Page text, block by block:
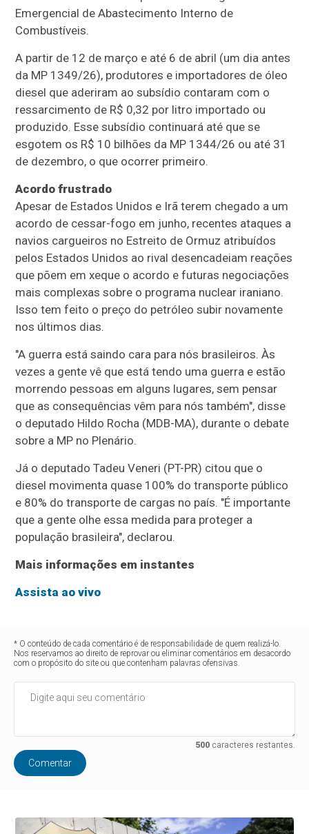
Emergencial de Abastecimento Interno de
Combustíveis.
A partir de 12 de março e até 6 de abril (um dia antes
da MP 1349/26), produtores e importadores de óleo
diesel que aderiram ao subsídio contaram com o
ressarcimento de R$ 0,32 por litro importado ou
produzido. Esse subsídio continuará até que se
esgotem os R$ 10 bilhões da MP 1344/26 ou até 31
de dezembro, o que ocorrer primeiro.
Acordo frustrado
Apesar de Estados Unidos e Irã terem chegado a um
acordo de cessar-fogo em junho, recentes ataques a
navios cargueiros no Estreito de Ormuz atribuídos
pelos Estados Unidos ao rival desencadeiam reações
que põem em xeque o acordo e futuras negociações
mais complexas sobre o programa nuclear iraniano.
Isso tem feito o preço do petróleo subir novamente
nos últimos dias.
"A guerra está saindo cara para nós brasileiros. Às
vezes a gente vê que está tendo uma guerra e estão
morrendo pessoas em alguns lugares, sem pensar
que as consequências vêm para nós também", disse
o deputado Hildo Rocha (MDB-MA), durante o debate
sobre a MP no Plenário.
Já o deputado Tadeu Veneri (PT-PR) citou que o
diesel movimenta quase 100% do transporte público
e 80% do transporte de cargas no país. "É importante
que a gente olhe essa medida para proteger a
população brasileira", declarou.
Mais informações em instantes
Assista ao vivo
* O conteúdo de cada comentário é de responsabilidade de quem realizá-lo.
Nos reservamos ao direito de reprovar ou eliminar comentários em desacordo
com o propósito do site ou que contenham palavras ofensivas.
500caracteres restantes.
Comentar